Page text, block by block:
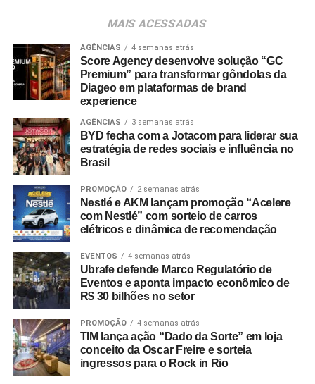
Travel Index
apontam que 80% dos colaboradores
consideram viagens de incentivo a forma mais relevante
de reconhecimento profissional — contra 20% que optam
por bonificações financeiras ou bens materiais. A
pesquisa revela ainda que essas ativações aumentam a
retenção de lembrança de marca em até 35%, além de
96% dos entrevistados relatarem incremento na
motivação.
No âmbito comercial, organizações com programas
estruturados de viagens de incentivo registram até três
vezes mais chances de ultrapassar suas metas de
programas similares.
A Copa do Mundo do México, Estados Unidos e Canadá
Segundo números da FIFA, foram comercializados mais
de 607 mil pacotes de hospitalidade durante o torneio
mundial. Do total de compradores corporativos do
MAIS ACESSADAS
AGÊNCIAS 4 semanas atrás
Score Agency desenvolve solução “GC
Premium” para transformar gôndolas da
Diageo em plataformas de brand
experience
AGÊNCIAS 3 semanas atrás
BYD fecha com a Jotacom para liderar sua
estratégia de redes sociais e influência no
Brasil
PROMOÇÃO 2 semanas atrás
Nestlé e AKM lançam promoção “Acelere
com Nestlé” com sorteio de carros
elétricos e dinâmica de recomendação
EVENTOS 4 semanas atrás
Ubrafe defende Marco Regulatório de
Eventos e aponta impacto econômico de
R$ 30 bilhões no setor
PROMOÇÃO 4 semanas atrás
TIM lança ação “Dado da Sorte” em loja
conceito da Oscar Freire e sorteia
ingressos para o Rock in Rio